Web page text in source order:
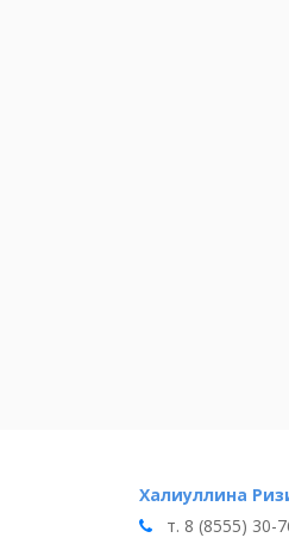
Халиуллина
т. 8 (8555) 30-